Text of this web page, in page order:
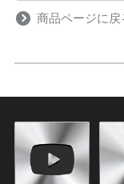
商品ページに戻